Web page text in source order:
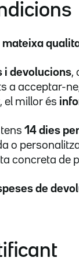
mateixa
i devolucions,
a acceptar-
el millor és
14 dies
o
concreta de
de